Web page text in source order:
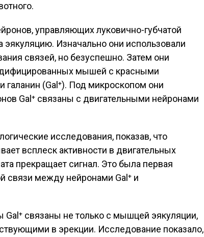
управляющих луковично-губчатой
Изначально они использовали
связей, но безуспешно. Затем они
мышей с красными
(Gal⁺). Под микроскопом они
Gal⁺ связаны с двигательными нейронами
исследования, показав, что
всплеск активности в двигательных
прекращает сигнал. Это была первая
связи между нейронами Gal⁺ и
связаны не только с мышцей эякуляции,
в эрекции. Исследование показало,